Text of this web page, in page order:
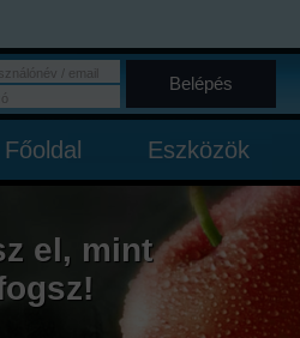
Belépés
Főoldal Eszközök
el, mint